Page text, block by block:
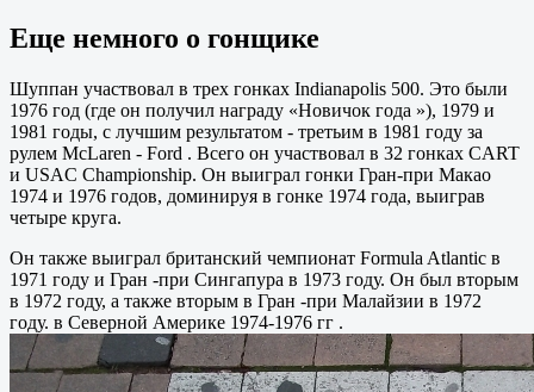
Еще немного о гонщике
Шуппан участвовал в трех гонках Indianapolis 500. Это были
1976 год (где он получил награду «Новичок года »), 1979 и
1981 годы, с лучшим результатом - третьим в 1981 году за
рулем McLaren - Ford . Всего он участвовал в 32 гонках CART
и USAC Championship. Он выиграл гонки Гран-при Макао
1974 и 1976 годов, доминируя в гонке 1974 года, выиграв
четыре круга.
Он также выиграл британский чемпионат Formula Atlantic в
1971 году и Гран -при Сингапура в 1973 году. Он был вторым
в 1972 году, а также вторым в Гран -при Малайзии в 1972
году. в Северной Америке 1974-1976 гг .